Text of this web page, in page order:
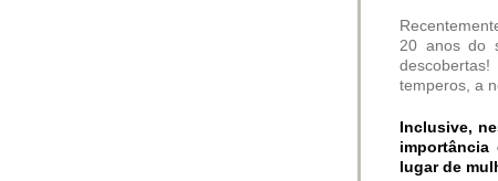
20 anos do
temperos, a
Inclusive,
lugar de